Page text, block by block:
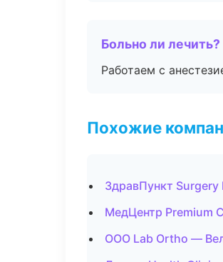
Больно ли лечить?
Работаем с
Похожие
ЗдравПункт
МедЦентр Premium
ООО Lab Ortho —